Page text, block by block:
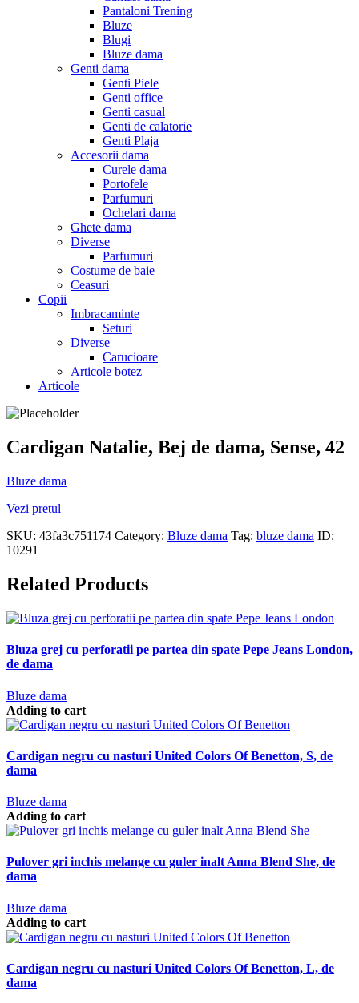
Pantaloni Trening
Bluze
Blugi
Bluze dama
Genti dama
Genti Piele
Genti office
Genti casual
Genti de calatorie
Genti Plaja
Accesorii dama
Curele dama
Portofele
Parfumuri
Ochelari dama
Ghete dama
Diverse
Parfumuri
Costume de baie
Ceasuri
Copii
Imbracaminte
Seturi
Diverse
Carucioare
Articole botez
Articole
Cardigan Natalie, Bej de dama, Sense, 42
Bluze dama
Vezi pretul
SKU: 43fa3c751174 Category: Bluze dama Tag: bluze dama ID:
10291
Related Products
Bluza grej cu perforatii pe partea din spate Pepe Jeans London,
de dama
Bluze dama
Adding to cart
Cardigan negru cu nasturi United Colors Of Benetton, S, de
dama
Bluze dama
Adding to cart
Pulover gri inchis melange cu guler inalt Anna Blend She, de
dama
Bluze dama
Adding to cart
Cardigan negru cu nasturi United Colors Of Benetton, L, de
dama